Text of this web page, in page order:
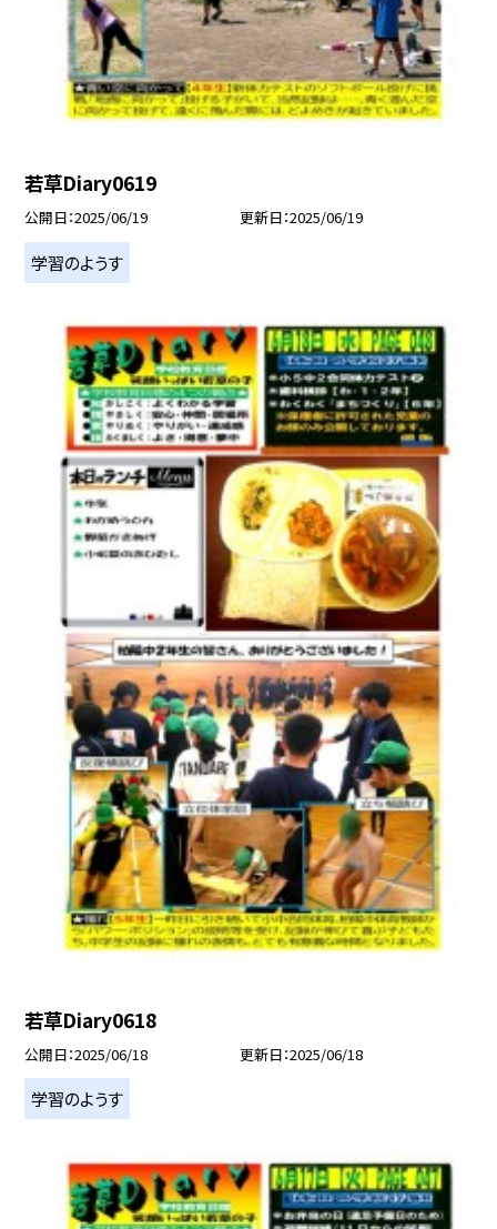
若草Diary0619
公開日 2025/06/19 更新日 2025/06/19
学習のようす
若草Diary0618
公開日 2025/06/18 更新日 2025/06/18
学習のようす